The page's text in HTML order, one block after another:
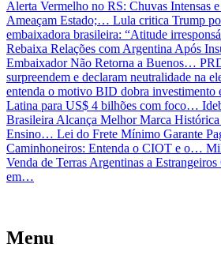
Alerta Vermelho no RS: Chuvas Intensas
Ameaçam Estado;… Lula critica Trump
embaixadora brasileira: “Atitude
Rebaixa Relações com Argentina Após
Embaixador Não Retorna a Buenos…
surpreendem e declaram neutralidade na
entenda o motivo BID dobra investimento
Latina para US$ 4 bilhões com foco…
Brasileira Alcança Melhor Marca
Ensino… Lei do Frete Mínimo Garante
Caminhoneiros: Entenda o CIOT e o…
Venda de Terras Argentinas a
em…
Menu